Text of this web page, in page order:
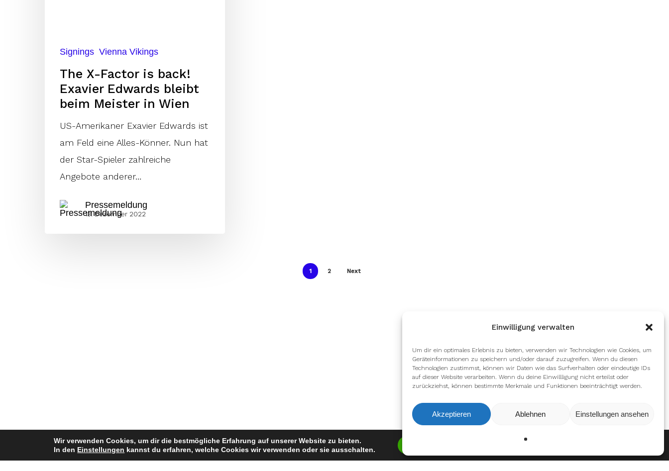
Einwilligung verwalten
Um dir ein optimales Erlebnis zu bieten, verwenden wir Technologien wie Cookies, um
Geräteinformationen zu speichern und/oder darauf zuzugreifen. Wenn du diesen
Technologien zustimmst, können wir Daten wie das Surfverhalten oder eindeutige IDs
auf dieser Website verarbeiten. Wenn du deine Einwillligung nicht erteilst oder
zurückziehst, können bestimmte Merkmale und Funktionen beeinträchtigt werden.
Akzeptieren Ablehnen Einstellungen ansehen
beim
Meister
Wien
Signings Vienna Vikings
The X-Factor is back!
Exavier Edwards bleibt
beim Meister in Wien
US-Amerikaner Exavier Edwards ist
am Feld eine Alles-Könner. Nun hat
der Star-Spieler zahlreiche
Angebote anderer…
Pressemeldung
13. Dezember 2022
1 2 Next
Wir verwenden Cookies, um dir die bestmögliche Erfahrung auf unserer Website zu bieten.
In den Einstellungen kannst du erfahren, welche Cookies wir verwenden oder sie ausschalten.